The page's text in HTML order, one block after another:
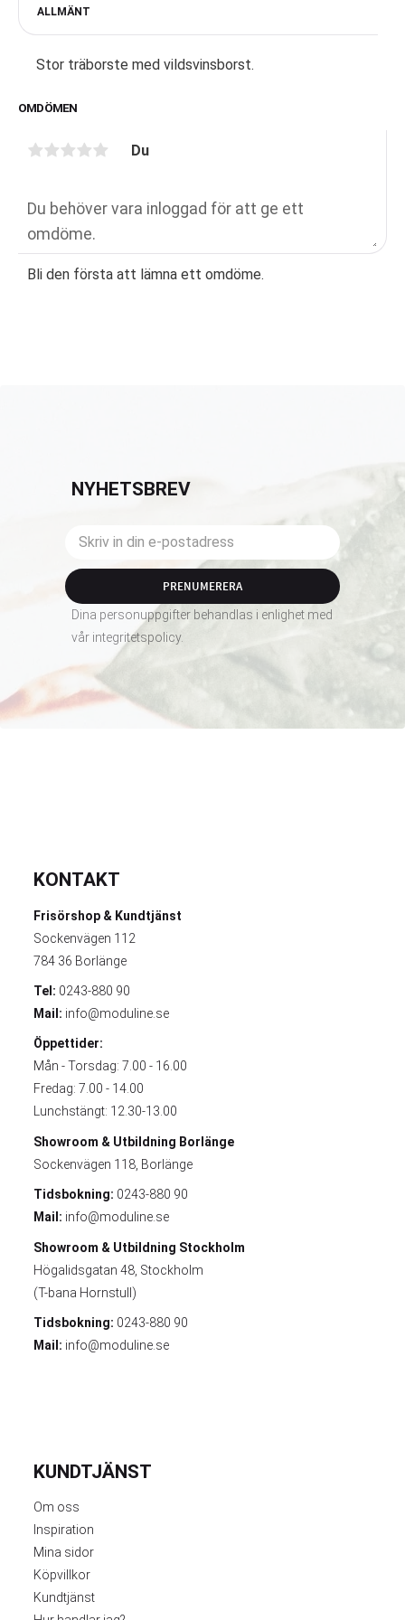
ALLMÄNT
Stor träborste med vildsvinsborst.
OMDÖMEN
Du
Bli den första att lämna ett omdöme.
NYHETSBREV
PRENUMERERA
Dina personuppgifter behandlas i enlighet med
vår integritetspolicy.
KONTAKT
Frisörshop & Kundtjänst
Sockenvägen 112
784 36 Borlänge
Tel: 0243-880 90
Mail: info@moduline.se
Öppettider:
Mån - Torsdag: 7.00 - 16.00
Fredag: 7.00 - 14.00
Lunchstängt: 12.30-13.00
Showroom & Utbildning Borlänge
Sockenvägen 118, Borlänge
Tidsbokning: 0243-880 90
Mail: info@moduline.se
Showroom & Utbildning Stockholm
Högalidsgatan 48, Stockholm
(T-bana Hornstull)
Tidsbokning: 0243-880 90
Mail: info@moduline.se
KUNDTJÄNST
Om oss
Inspiration
Mina sidor
Köpvillkor
Kundtjänst